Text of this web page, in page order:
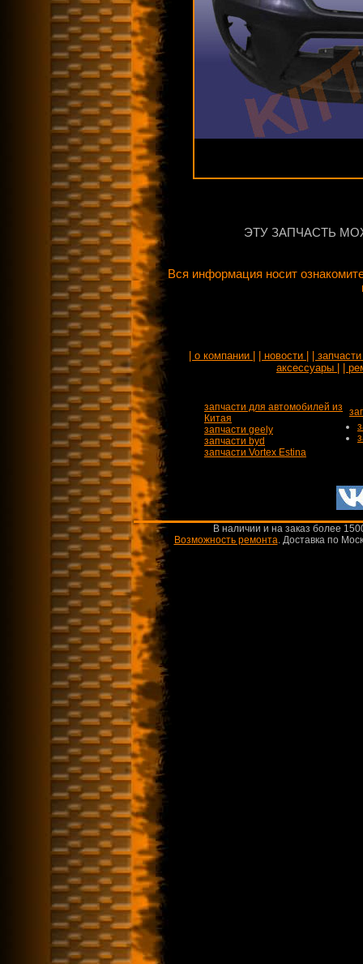
ЭТУ ЗАПЧАСТЬ
Вся информация носит
| о компании | | новости |
|
аксессуары |
|
запчасти для автомобилей из
Китая
запчасти geely
запчасти byd
запчасти Vortex Estina
В наличии и на заказ более
Возможность ремонта.Доставка по